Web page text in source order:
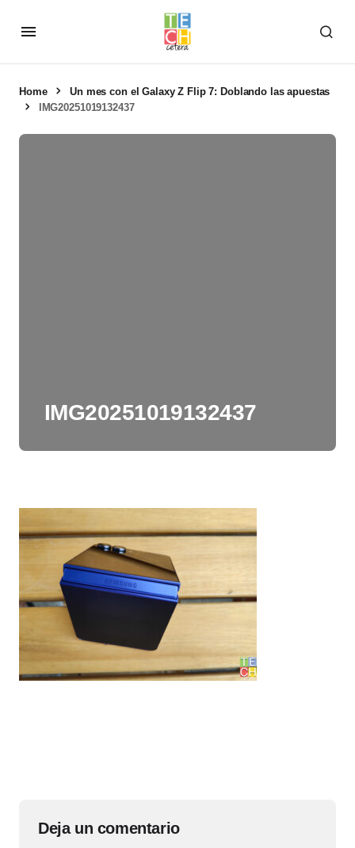
Home
Un mes con el Galaxy Z Flip 7: Doblando las apuestas
IMG20251019132437
IMG20251019132437
Deja un comentario